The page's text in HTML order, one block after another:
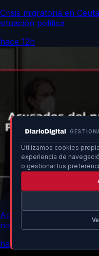
Utilizamos cookies
experiencia de
o gestionar tus
Crisis migratoria en
situación política
hace 12h
Acusados del naufragio
notificación judicial
hace 12h